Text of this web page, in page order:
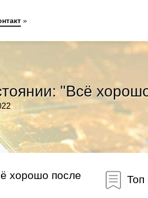
"Всё
хорошо после
Топ
»